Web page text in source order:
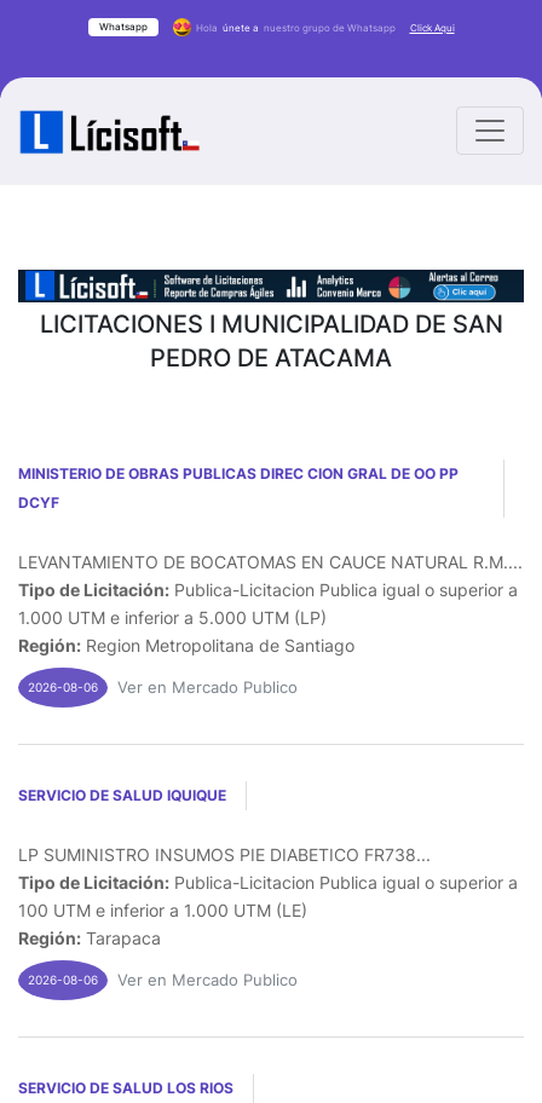
Whatsapp Hola únete a nuestro grupo de Whatsapp Click Aqui
LICITACIONES I MUNICIPALIDAD DE SAN
PEDRO DE ATACAMA
MINISTERIO DE OBRAS PUBLICAS DIREC CION GRAL DE OO PP
DCYF
LEVANTAMIENTO DE BOCATOMAS EN CAUCE NATURAL R.M....
Tipo de Licitación: Publica-Licitacion Publica igual o superior a
1.000 UTM e inferior a 5.000 UTM (LP)
Región: Region Metropolitana de Santiago
2026-08-06 Ver en Mercado Publico
SERVICIO DE SALUD IQUIQUE
LP SUMINISTRO INSUMOS PIE DIABETICO FR738...
Tipo de Licitación: Publica-Licitacion Publica igual o superior a
100 UTM e inferior a 1.000 UTM (LE)
Región: Tarapaca
2026-08-06 Ver en Mercado Publico
SERVICIO DE SALUD LOS RIOS